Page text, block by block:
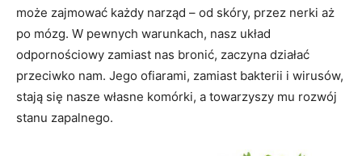
może zajmować każdy narząd – od skóry, przez nerki aż
po mózg. W pewnych warunkach, nasz układ
odpornościowy zamiast nas bronić, zaczyna działać
przeciwko nam. Jego ofiarami, zamiast bakterii i wirusów,
stają się nasze własne komórki, a towarzyszy mu rozwój
stanu zapalnego.